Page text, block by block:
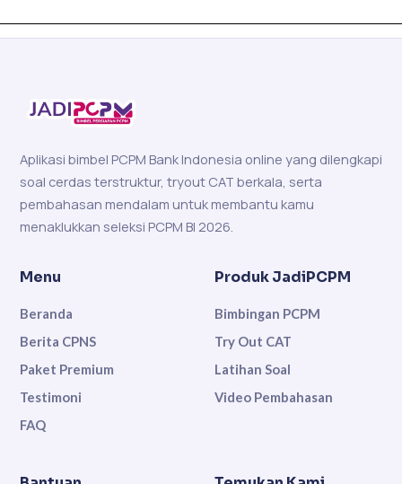
Aplikasi bimbel PCPM Bank Indonesia online yang dilengkapi
soal cerdas terstruktur, tryout CAT berkala, serta
pembahasan mendalam untuk membantu kamu
menaklukkan seleksi PCPM BI 2026.
Menu
Beranda
Berita CPNS
Paket Premium
Testimoni
FAQ
Produk JadiPCPM
Bimbingan PCPM
Try Out CAT
Latihan Soal
Video Pembahasan